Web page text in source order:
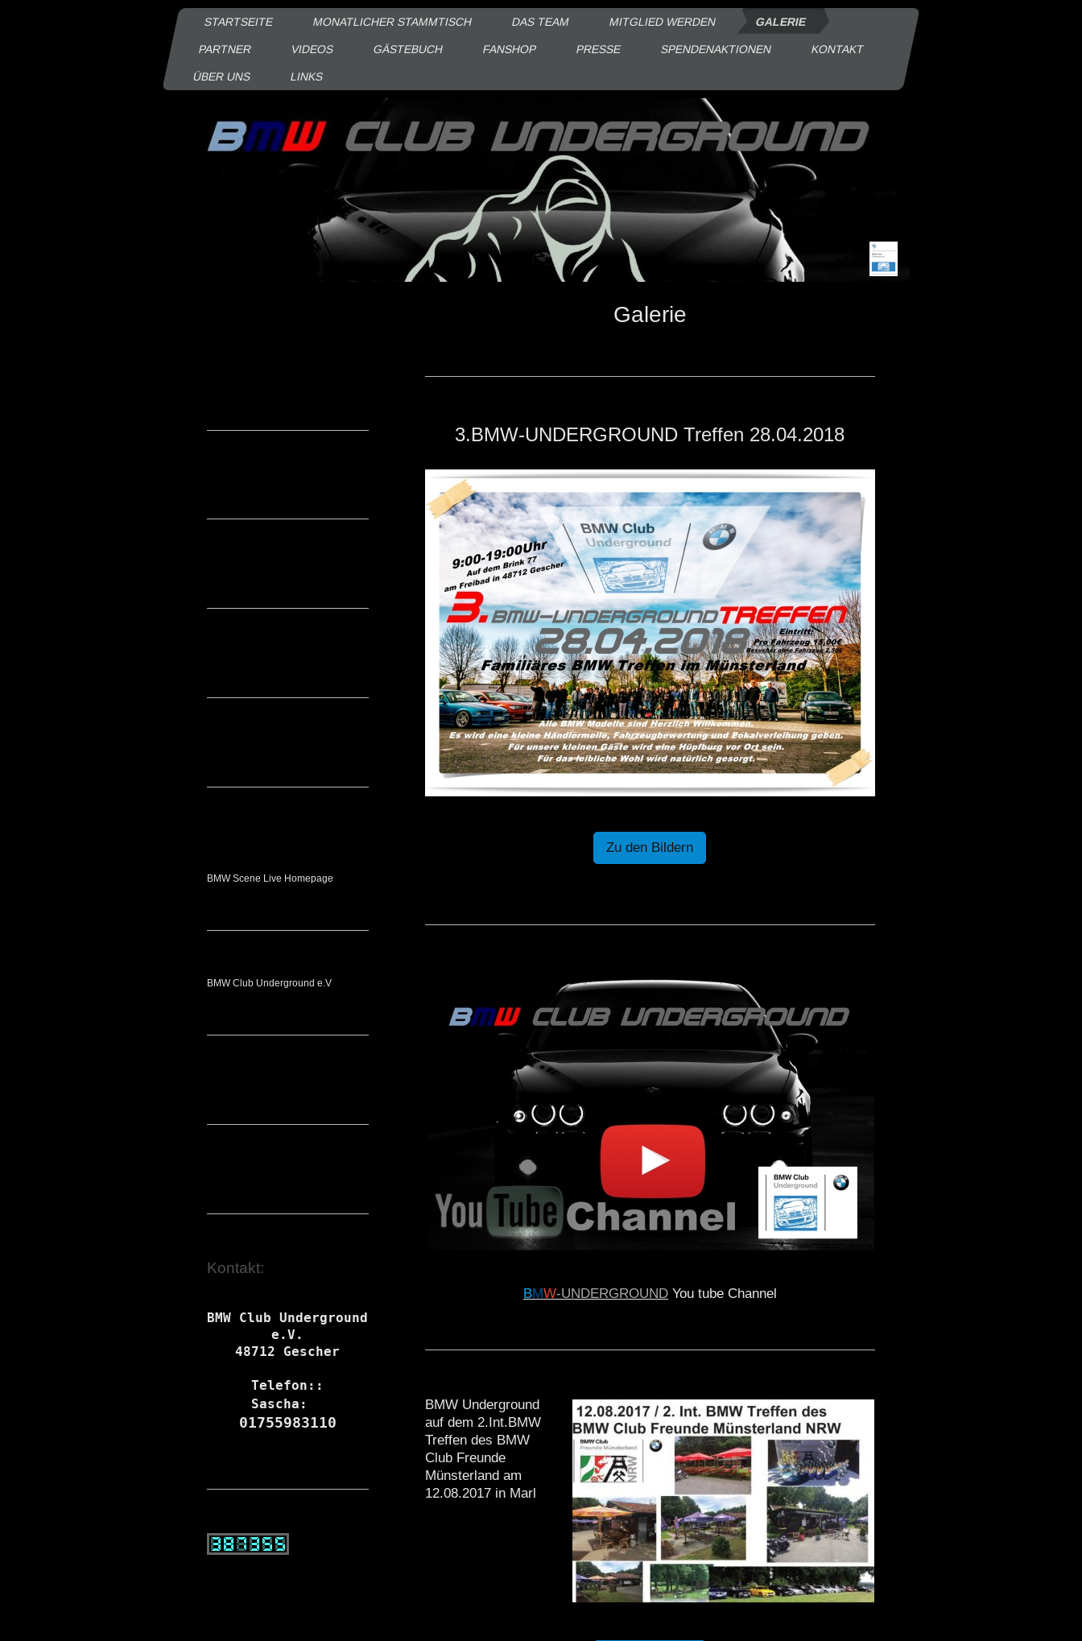
STARTSEITE MONATLICHER STAMMTISCH DAS TEAM MITGLIED WERDEN GALERIE
PARTNER VIDEOS GÄSTEBUCH FANSHOP PRESSE SPENDENAKTIONEN KONTAKT
ÜBER UNS LINKS
Galerie
3.BMW-UNDERGROUND Treffen 28.04.2018
Zu den Bildern
BMW-UNDERGROUND You tube Channel
BMW Underground
auf dem 2.Int.BMW
Treffen des BMW
Club Freunde
Münsterland am
12.08.2017 in Marl
BMW Scene Live Homepage
BMW Club Underground e.V
Kontakt:
BMW Club Underground
e.V.
48712 Gescher
Telefon::
01755983110